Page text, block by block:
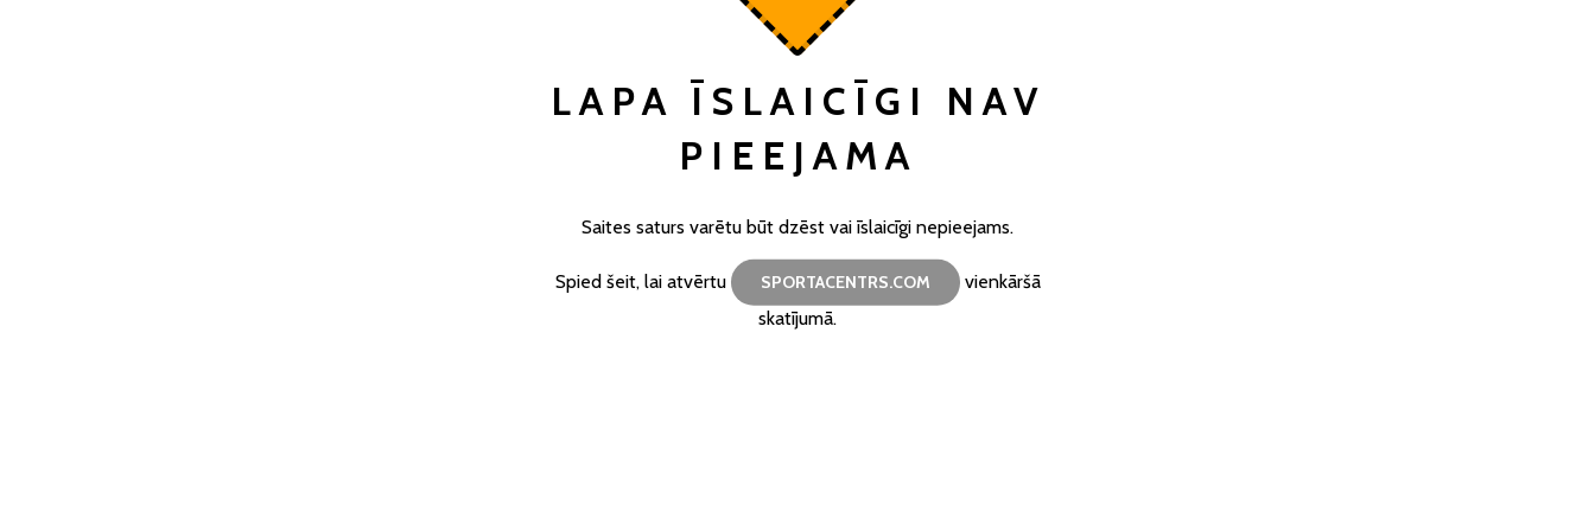
LAPA ĪSLAICĪGI NAV
PIEEJAMA
Saites saturs varētu būt dzēst vai īslaicīgi nepieejams.
Spied šeit, lai atvērtu SPORTACENTRS.COM
vienkāršā
skatījumā.